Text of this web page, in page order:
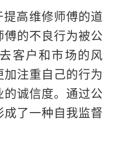
高维修师傅的道
的不良行为被公
客户和市场的风
注重自己的行为
诚信度。通过公
了一种自我监督